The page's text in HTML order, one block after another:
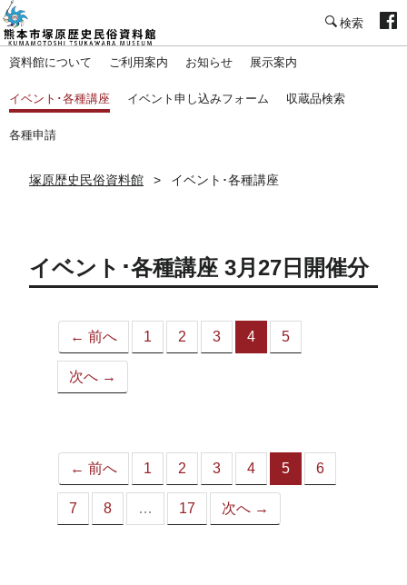
資料館について ご利用案内 お知らせ 展示案内
イベント･各種講座 イベント申し込みフォーム 収蔵品検索
各種申請
塚原歴史民俗資料館 イベント･各種講座
イベント･各種講座 3月27日開催分
← 前へ 1 2 3 4
（こ
5
次へ →
← 前へ 1 2 3 4 5
（こ
6
7 8 … 17 次へ →